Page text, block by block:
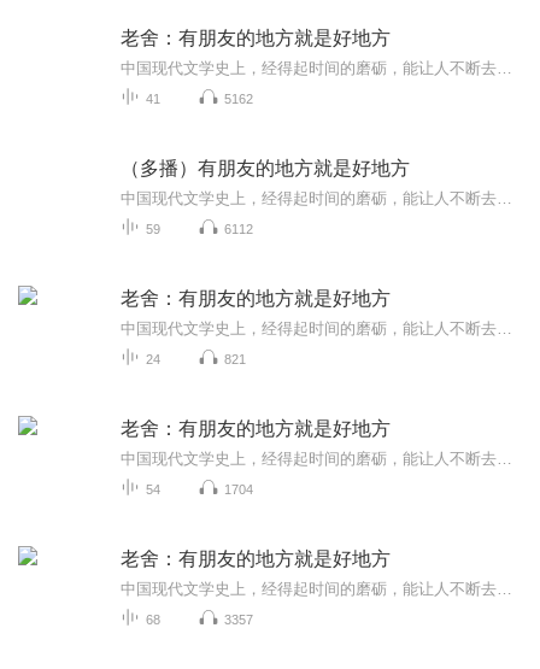
老舍：有朋友的地方就是好地方
41 5162
（多播）有朋友的地方就是好地方
59 6112
老舍：有朋友的地方就是好地方
24 821
老舍：有朋友的地方就是好地方
54 1704
老舍：有朋友的地方就是好地方
68 3357